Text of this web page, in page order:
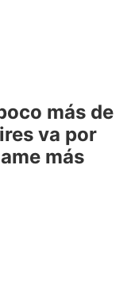
más de
va por
más